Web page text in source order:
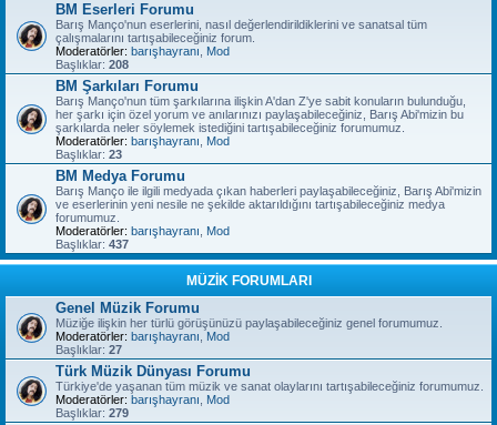
BM Eserleri Forumu
Barış Manço'nun eserlerini, nasıl değerlendirildiklerini ve sanatsal tüm
çalışmalarını tartışabileceğiniz forum.
Moderatörler: barışhayranı
Mod
Başlıklar: 208
BM Şarkıları Forumu
Barış Manço'nun tüm şarkılarına ilişkin A'dan Z'ye sabit konuların bulunduğu,
her şarkı için özel yorum ve anılarınızı paylaşabileceğiniz, Barış Abi'mizin bu
şarkılarda neler söylemek istediğini tartışabileceğiniz forumumuz.
Moderatörler: barışhayranı
Mod
Başlıklar: 23
BM Medya Forumu
Barış Manço ile ilgili medyada çıkan haberleri paylaşabileceğiniz, Barış Abi'mizin
ve eserlerinin yeni nesile ne şekilde aktarıldığını tartışabileceğiniz medya
forumumuz.
Moderatörler: barışhayranı
Mod
Başlıklar: 437
MÜZİK FORUMLARI
Genel Müzik Forumu
Müziğe ilişkin her türlü görüşünüzü paylaşabileceğiniz genel forumumuz.
Moderatörler: barışhayranı
Mod
Başlıklar: 27
Türk Müzik Dünyası Forumu
Türkiye'de yaşanan tüm müzik ve sanat olaylarını tartışabileceğiniz forumumuz.
Moderatörler: barışhayranı
Mod
Başlıklar: 279